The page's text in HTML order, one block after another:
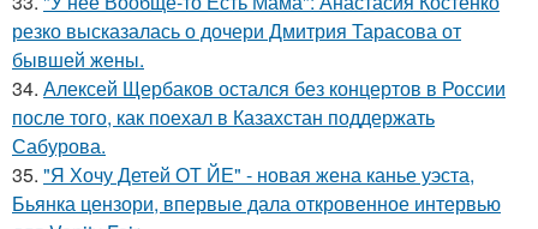
резко высказалась о дочери Дмитрия Тарасова от
бывшей жены.
34. Алексей Щербаков остался без концертов в России
после того, как поехал в Казахстан поддержать
Сабурова.
35. "Я Хочу Детей ОТ ЙЕ" - новая жена канье уэста,
Бьянка цензори, впервые дала откровенное интервью